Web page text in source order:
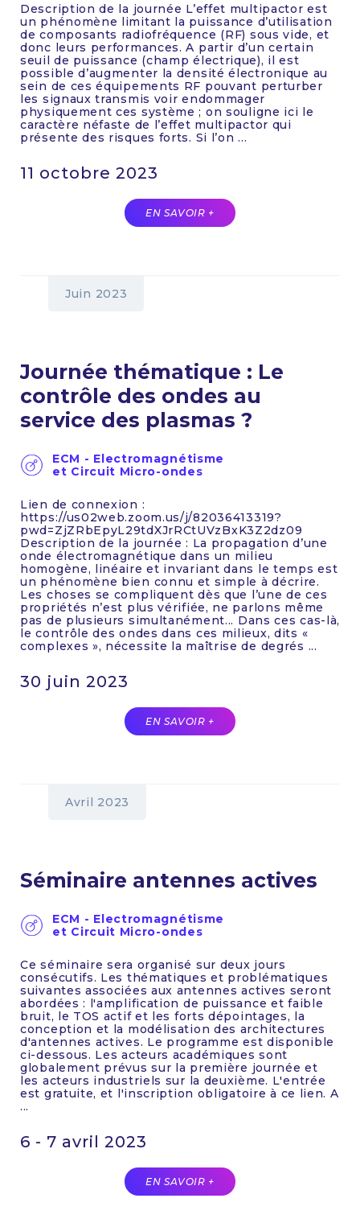
11 octobre 2023
Description de la journée L’effet multipactor est
un phénomène limitant la puissance d’utilisation
de composants radiofréquence (RF) sous vide, et
donc leurs performances. A partir d’un certain
seuil de puissance (champ électrique), il est
possible d’augmenter la densité électronique au
sein de ces équipements RF pouvant perturber
les signaux transmis voir endommager
physiquement ces système ; on souligne ici le
caractère néfaste de l’effet multipactor qui
présente des risques forts. Si l’on ...
EN SAVOIR +
Juin 2023
30 juin 2023
Journée thématique : Le
contrôle des ondes au
service des plasmas ?
ECM - Electromagnétisme
et Circuit Micro-ondes
Lien de connexion :
https://us02web.zoom.us/j/82036413319?
pwd=ZjZRbEpyL29tdXJrRCtUVzBxK3Z2dz09
Description de la journée : La propagation d’une
onde électromagnétique dans un milieu
homogène, linéaire et invariant dans le temps est
un phénomène bien connu et simple à décrire.
Les choses se compliquent dès que l’une de ces
propriétés n’est plus vérifiée, ne parlons même
pas de plusieurs simultanément... Dans ces cas-là,
le contrôle des ondes dans ces milieux, dits «
complexes », nécessite la maîtrise de degrés ...
EN SAVOIR +
Avril 2023
6 - 7 avril 2023
Séminaire antennes actives
ECM - Electromagnétisme
et Circuit Micro-ondes
Ce séminaire sera organisé sur deux jours
consécutifs. Les thématiques et problématiques
suivantes associées aux antennes actives seront
abordées : l'amplification de puissance et faible
bruit, le TOS actif et les forts dépointages, la
conception et la modélisation des architectures
d'antennes actives. Le programme est disponible
ci-dessous. Les acteurs académiques sont
globalement prévus sur la première journée et
les acteurs industriels sur la deuxième. L'entrée
est gratuite, et l'inscription obligatoire à ce lien. A
...
EN SAVOIR +